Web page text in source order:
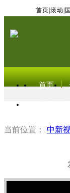
首页 滚动
首页
当前位置： 中新